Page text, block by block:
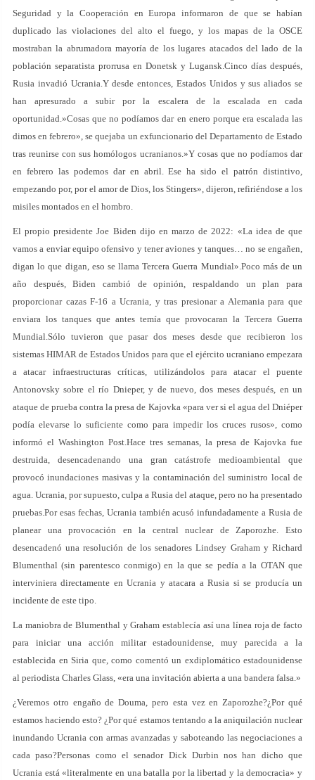
Seguridad y la Cooperación en Europa informaron de que se habían
duplicado las violaciones del alto el fuego, y los mapas de la OSCE
mostraban la abrumadora mayoría de los lugares atacados del lado de la
población separatista prorrusa en Donetsk y Lugansk.Cinco días después,
Rusia invadió Ucrania.Y desde entonces, Estados Unidos y sus aliados se
han apresurado a subir por la escalera de la escalada en cada
oportunidad.»Cosas que no podíamos dar en enero porque era escalada las
dimos en febrero», se quejaba un exfuncionario del Departamento de Estado
tras reunirse con sus homólogos ucranianos.»Y cosas que no podíamos dar
en febrero las podemos dar en abril. Ese ha sido el patrón distintivo,
empezando por, por el amor de Dios, los Stingers», dijeron, refiriéndose a los
misiles montados en el hombro.
El propio presidente Joe Biden dijo en marzo de 2022: «La idea de que
vamos a enviar equipo ofensivo y tener aviones y tanques… no se engañen,
digan lo que digan, eso se llama Tercera Guerra Mundial».Poco más de un
año después, Biden cambió de opinión, respaldando un plan para
proporcionar cazas F-16 a Ucrania, y tras presionar a Alemania para que
enviara los tanques que antes temía que provocaran la Tercera Guerra
Mundial.Sólo tuvieron que pasar dos meses desde que recibieron los
sistemas HIMAR de Estados Unidos para que el ejército ucraniano empezara
a atacar infraestructuras críticas, utilizándolos para atacar el puente
Antonovsky sobre el río Dnieper, y de nuevo, dos meses después, en un
ataque de prueba contra la presa de Kajovka «para ver si el agua del Dniéper
podía elevarse lo suficiente como para impedir los cruces rusos», como
informó el Washington Post.Hace tres semanas, la presa de Kajovka fue
destruida, desencadenando una gran catástrofe medioambiental que
provocó inundaciones masivas y la contaminación del suministro local de
agua. Ucrania, por supuesto, culpa a Rusia del ataque, pero no ha presentado
pruebas.Por esas fechas, Ucrania también acusó infundadamente a Rusia de
planear una provocación en la central nuclear de Zaporozhe. Esto
desencadenó una resolución de los senadores Lindsey Graham y Richard
Blumenthal (sin parentesco conmigo) en la que se pedía a la OTAN que
interviniera directamente en Ucrania y atacara a Rusia si se producía un
incidente de este tipo.
La maniobra de Blumenthal y Graham establecía así una línea roja de facto
para iniciar una acción militar estadounidense, muy parecida a la
establecida en Siria que, como comentó un exdiplomático estadounidense
al periodista Charles Glass, «era una invitación abierta a una bandera falsa.»
¿Veremos otro engaño de Douma, pero esta vez en Zaporozhe?¿Por qué
estamos haciendo esto? ¿Por qué estamos tentando a la aniquilación nuclear
inundando Ucrania con armas avanzadas y saboteando las negociaciones a
cada paso?Personas como el senador Dick Durbin nos han dicho que
Ucrania está «literalmente en una batalla por la libertad y la democracia» y